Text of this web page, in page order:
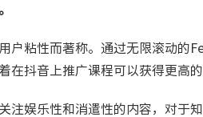
户粘性而著称。通过无限滚动的
在抖音上推广课程可以获得更高
注娱乐性和消遣性的内容，对于